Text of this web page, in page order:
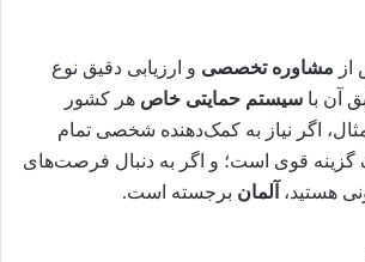
از مشاوره تخصصی و ارزیابی دقیق نوع
آن با سیستم حمایتی خاص هر کشور
اگر نیاز به کمک‌دهنده شخصی تمام
گزینه قوی است؛ و اگر به دنبال فرصت‌های
هستید، آلمان برجسته است.